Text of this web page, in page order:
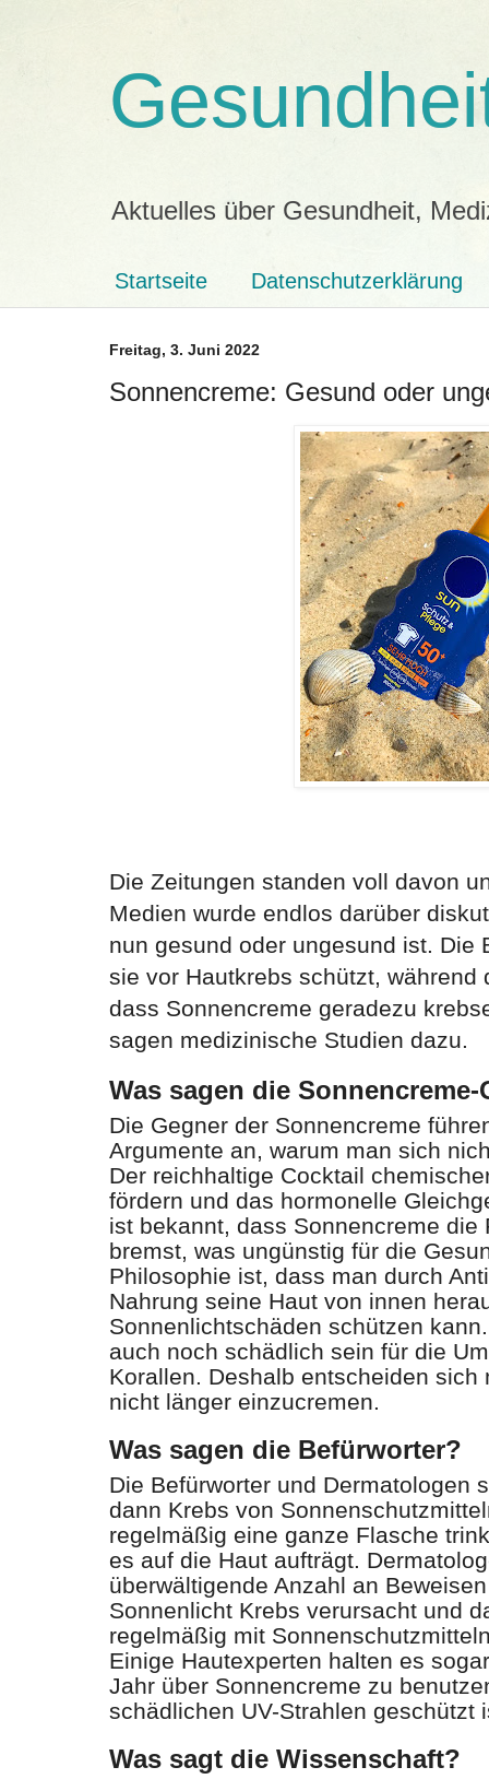
Aktuelles über Gesundheit,
Startseite Datenschutzerklärung
Freitag, 3. Juni 2022
Sonnencreme: Gesund oder
Die Zeitungen standen voll davon
Medien wurde endlos darüber
nun gesund oder ungesund ist. Die
sie vor Hautkrebs schützt, während
dass Sonnencreme geradezu
sagen medizinische Studien dazu.
Was sagen die Sonnencreme-
Die Gegner der Sonnencreme
Argumente an, warum man sich
Der reichhaltige Cocktail
fördern und das hormonelle
ist bekannt, dass Sonnencreme die
bremst, was ungünstig für die
Philosophie ist, dass man durch
Nahrung seine Haut von innen
Sonnenlichtschäden schützen
auch noch schädlich sein für die
Korallen. Deshalb entscheiden sich
nicht länger einzucremen.
Was sagen die Befürworter?
Die Befürworter und Dermatologen
dann Krebs von
regelmäßig eine ganze Flasche
es auf die Haut aufträgt.
überwältigende Anzahl an
Sonnenlicht Krebs verursacht und
regelmäßig mit
Einige Hautexperten halten es
Jahr über Sonnencreme zu
schädlichen UV-Strahlen geschützt
Was sagt die Wissenschaft?